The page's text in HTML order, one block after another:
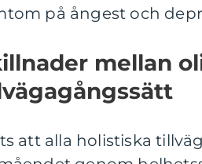
på ångest och
mellan
att alla holistiska